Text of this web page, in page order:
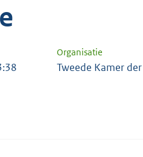
Organisatie
Tweede Kamer